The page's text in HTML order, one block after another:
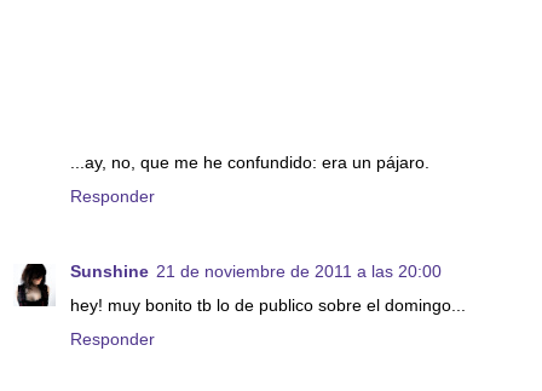
...ay, no, que me he confundido: era un pájaro.
Responder
Sunshine 21 de noviembre de 2011 a las 20:00
hey! muy bonito tb lo de publico sobre el domingo...
Responder